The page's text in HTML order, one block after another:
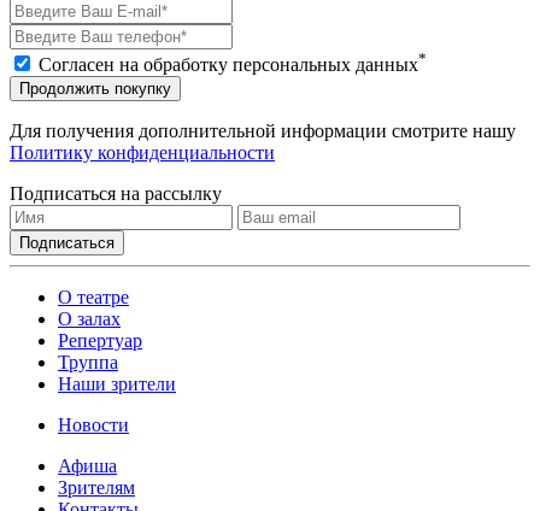
Согласен на обработку персональных данных*
Продолжить покупку
Для получения дополнительной информации смотрите нашу
Политику конфиденциальности
Подписаться на рассылку
О театре
О залах
Репертуар
Труппа
Наши зрители
Новости
Афиша
Зрителям